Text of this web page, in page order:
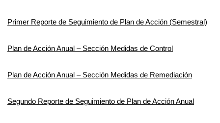
Primer Reporte de Seguimiento de Plan de Acción (Semestral)
Plan de Acción Anual – Sección Medidas de Control
Plan de Acción Anual – Sección Medidas de Remediación
Segundo Reporte de Seguimiento de Plan de Acción Anual